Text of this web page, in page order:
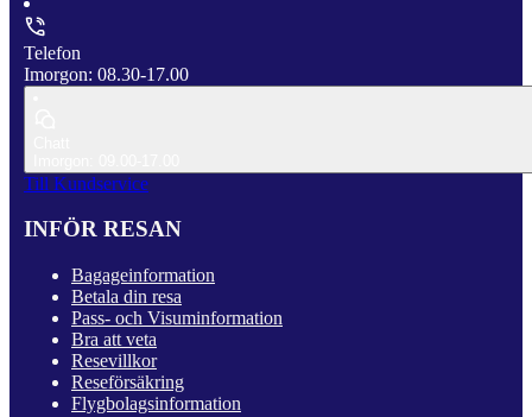
Telefon
Imorgon: 08.30-17.00
Till Kundservice
INFÖR RESAN
Bagageinformation
Betala din resa
Pass- och Visuminformation
Bra att veta
Resevillkor
Reseförsäkring
Flygbolagsinformation